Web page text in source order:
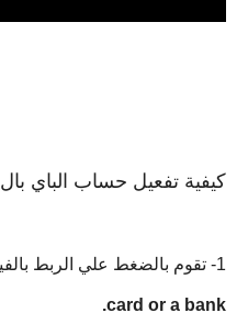
كيفية تفعيل حساب الباي بال Paypal بالفيزا ؟
1- تقوم بالضغط علي الربط بالفيزا او بحساب بنكي
card or a bank.